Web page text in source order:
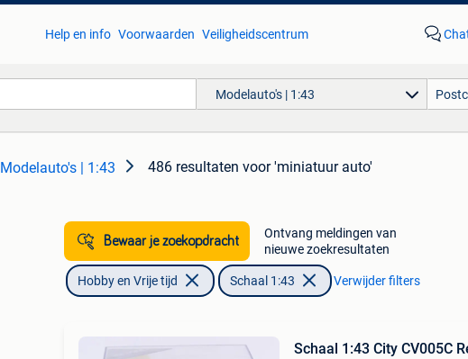
Help en info Voorwaarden Veiligheidscentrum
Modelauto's | 1:43
Modelauto's | 1:43 486 resultaten voor 'miniatuur auto'
Bewaar je zoekopdracht
Ontvang meldingen van
nieuwe zoekresultaten
Hobby en Vrije tijd Schaal 1:43 Verwijder filters
Schaal 1:43 City CV005C